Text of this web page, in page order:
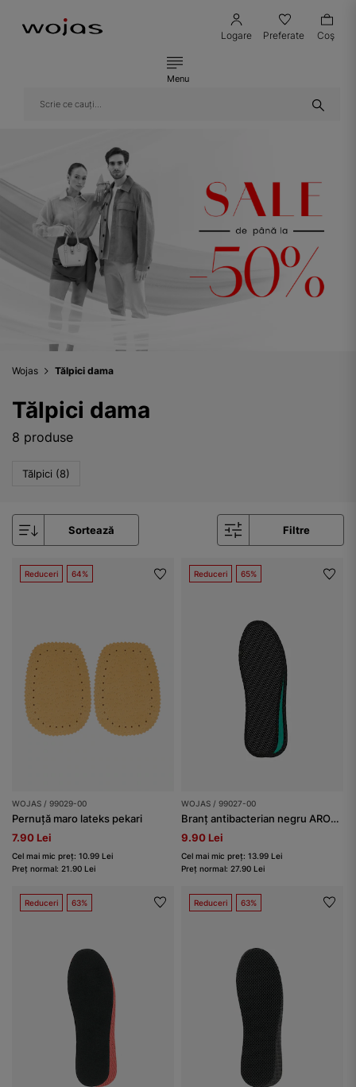
Logare Preferate Coş
Menu
Wojas Tălpici dama
Tălpici dama
8 produse
Tălpici (8)
Sortează Filtre
Reduceri 64%
WOJAS / 99029-00
Pernuță maro lateks pekari
7.90 Lei
Cel mai mic preț: 10.99 Lei
Preț normal: 21.90 Lei
Reduceri 65%
WOJAS / 99027-00
Branț antibacterian negru AROMA SILVER BIOACTIVE
9.90 Lei
Cel mai mic preț: 13.99 Lei
Preț normal: 27.90 Lei
Reduceri 63% Reduceri 63%